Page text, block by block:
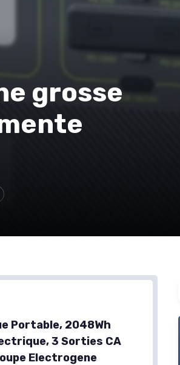
grosse
Portable, 2048Wh
3 Sorties CA
Electrogene